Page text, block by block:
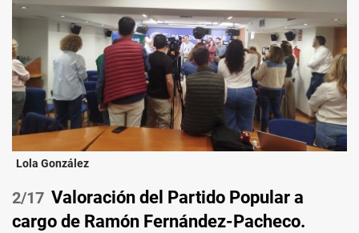
Lola González
/17 Valoración del Partido Popular a
cargo de Ramón Fernández-Pacheco.